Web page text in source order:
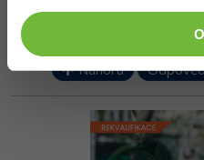
MS Office -80%
Google
Windows
-80%
Ostatní
Fórum
data" a input name končící
očíslované a ty si je jen
Nahoru